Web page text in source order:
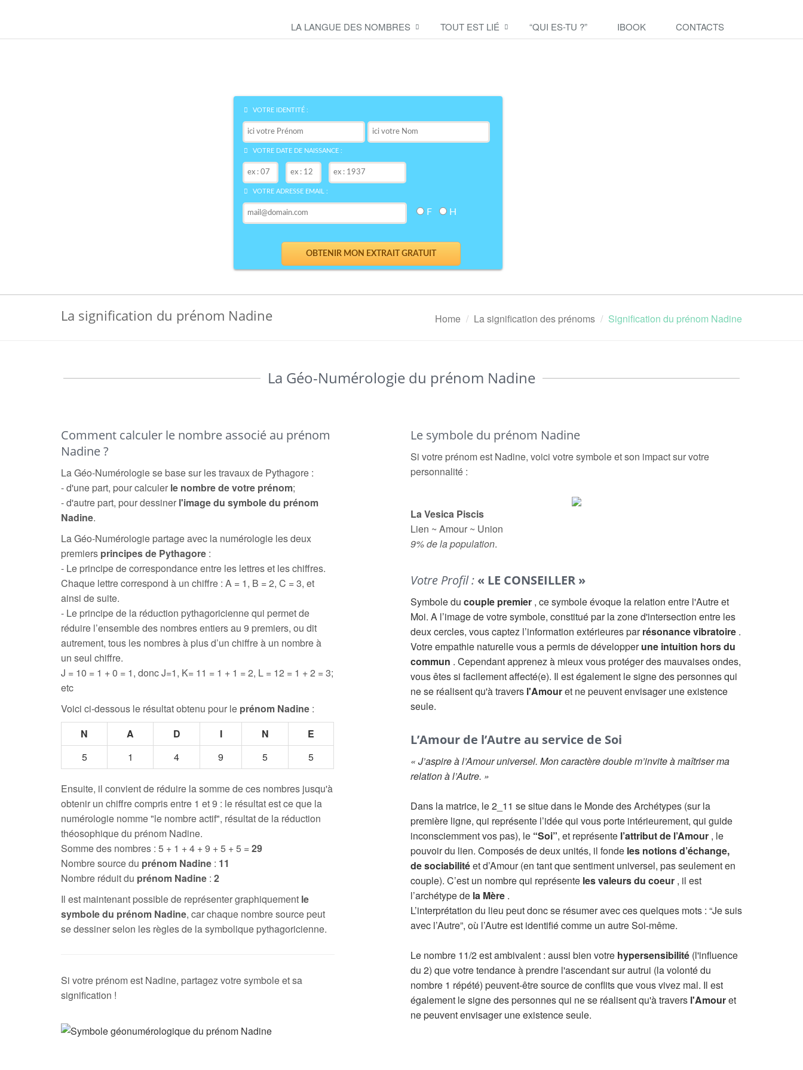
LA LANGUE DES NOMBRES TOUT EST LIÉ “QUI ES-TU ?” IBOOK CONTACTS
VOTRE IDENTITÉ :
VOTRE DATE DE NAISSANCE :
VOTRE ADRESSE EMAIL :
F H
La signification du prénom Nadine Home La signification des prénoms Signification du prénom Nadine
La Géo-Numérologie du prénom Nadine
Comment calculer le nombre associé au prénom
Nadine ?
La Géo-Numérologie se base sur les travaux de Pythagore :
- d'une part, pour calculer le nombre de votre prénom;
- d'autre part, pour dessiner l'image du symbole du prénom
Nadine.
La Géo-Numérologie partage avec la numérologie les deux
premiers principes de Pythagore :
- Le principe de correspondance entre les lettres et les chiffres.
Chaque lettre correspond à un chiffre : A = 1, B = 2, C = 3, et
ainsi de suite.
- Le principe de la réduction pythagoricienne qui permet de
réduire l’ensemble des nombres entiers au 9 premiers, ou dit
autrement, tous les nombres à plus d’un chiffre à un nombre à
un seul chiffre.
J = 10 = 1 + 0 = 1, donc J=1, K= 11 = 1 + 1 = 2, L = 12 = 1 + 2 = 3;
etc
Voici ci-dessous le résultat obtenu pour le prénom Nadine :
N
A D I N
E
5
1 4 9 5 5
Ensuite, il convient de réduire la somme de ces nombres jusqu'à
obtenir un chiffre compris entre 1 et 9 : le résultat est ce que la
numérologie nomme "le nombre actif", résultat de la réduction
théosophique du prénom Nadine.
Somme des nombres : 5 + 1 + 4 + 9 + 5 + 5 =29
Nombre source du prénom Nadine : 11
Nombre réduit du prénom Nadine : 2
Il est maintenant possible de représenter graphiquement le
symbole du prénom Nadine, car chaque nombre source peut
se dessiner selon les règles de la symbolique pythagoricienne.
Si votre prénom est Nadine, partagez votre symbole et sa
signification !
Le symbole du prénom Nadine
Si votre prénom est Nadine, voici votre symbole et son impact sur votre
personnalité :
La Vesica Piscis
Lien ~ Amour ~ Union
9% de la population.
Votre Profil : « LE CONSEILLER »
Symbole du couple premier , ce symbole évoque la relation entre l'Autre et
Moi. A l’image de votre symbole, constitué par la zone d'intersection entre les
deux cercles, vous captez l’information extérieures parrésonance vibratoire .
Votre empathie naturelle vous a permis de développerune intuition hors du
commun . Cependant apprenez à mieux vous protéger des mauvaises ondes,
vous êtes si facilement affecté(e). Il est également le signe des personnes qui
ne se réalisent qu'à travers l'Amouret ne peuvent envisager une existence
seule.
L’Amour de l’Autre au service de Soi
« J’aspire à l’Amour universel. Mon caractère double m’invite à maîtriser ma
relation à l’Autre. »
Dans la matrice, le 2_11 se situe dans le Monde des Archétypes (sur la
première ligne, qui représente l’idée qui vous porte intérieurement, qui guide
inconsciemment vos pas), le “Soi”, et représente l’attribut de l’Amour , le
pouvoir du lien. Composés de deux unités, il fonde les notions d’échange,
de sociabilitéet d’Amour (en tant que sentiment universel, pas seulement en
couple). C’est un nombre qui représente les valeurs du coeur , il est
l’archétype de la Mère .
L’interprétation du lieu peut donc se résumer avec ces quelques mots : “Je suis
avec l’Autre”, où l’Autre est identifié comme un autre Soi-même.
Le nombre 11/2 est ambivalent : aussi bien votre hypersensibilité (l'influence
du 2) que votre tendance à prendre l'ascendant sur autrui (la volonté du
nombre 1 répété) peuvent-être source de conflits que vous vivez mal. Il est
également le signe des personnes qui ne se réalisent qu'à travers l'Amouret
ne peuvent envisager une existence seule.